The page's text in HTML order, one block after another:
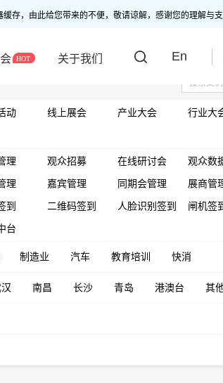
存，由此给您带来的不便，敬请谅解，感谢您的理解与支
关于我们 En
动 线上展会 产业大会 行业大
理 观众招募 在线研讨会 观众数
理 嘉宾管理 同期会管理 展商管
到 二维码签到 人脸识别签到 闸机签
台
制造业 汽车 教育培训 快消
南昌 长沙 青岛 港澳台 其